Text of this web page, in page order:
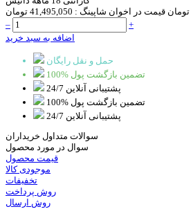
قیمت در اخوان شاپینگ : 41,495,050 تومان
–
+
اضافه به سبد خرید
حمل و نقل رایگان
100% تضمین بازگشت پول
پشتیبانی آنلاین 24/7
100% تضمین بازگشت پول
پشتیبانی آنلاین 24/7
سوالات متداول خریداران
سوال در مورد محصول
قیمت محصول
موجودی کالا
تخفیفات
روش پرداخت
روش ارسال